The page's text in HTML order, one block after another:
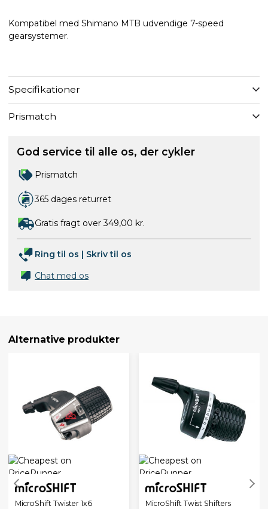
Kompatibel med Shimano MTB udvendige 7-speed
gearsystemer.
Specifikationer
Prismatch
God service til alle os, der cykler
Prismatch
365 dages returret
Gratis fragt over 349,00 kr.
Ring til os | Skriv til os
Chat med os
Alternative produkter
MicroShift Twister 1x6
MicroShift Twist Shifters